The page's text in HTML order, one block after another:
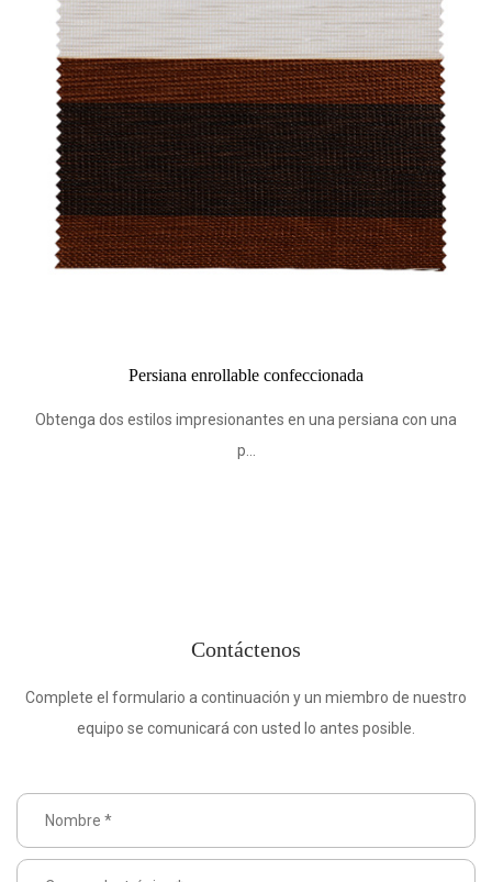
en una persiana con una
Tela opaca para persianas
Obtenga dos estilos
Contáctenos
Complete el formulario a continuación y un miembro de nuestro
equipo se comunicará con usted lo antes posible.